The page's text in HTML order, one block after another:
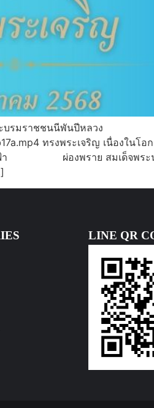
บรมราชชนนีพันปีหลวง
ทรงพระเจริญ เนื่องในโอ
พระสิริฟ้า ผ่องพราย สมเด็จพ
LINE QR